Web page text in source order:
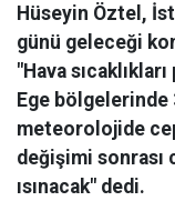
Hüseyin Öztel,
günü geleceği
"Hava
Ege bölgelerinde
meteorolojide
değişimi sonrası
ısınacak" dedi.